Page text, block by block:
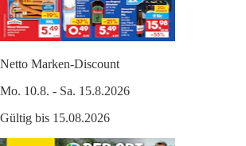
Netto Marken-Discount
Mo. 10.8. - Sa. 15.8.2026
Gültig bis 15.08.2026